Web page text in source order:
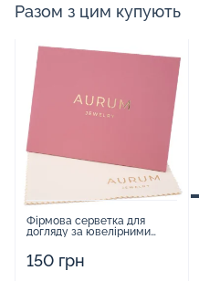
Разом з цим купують
Фірмова серветка для
догляду за ювелірними
150 грн